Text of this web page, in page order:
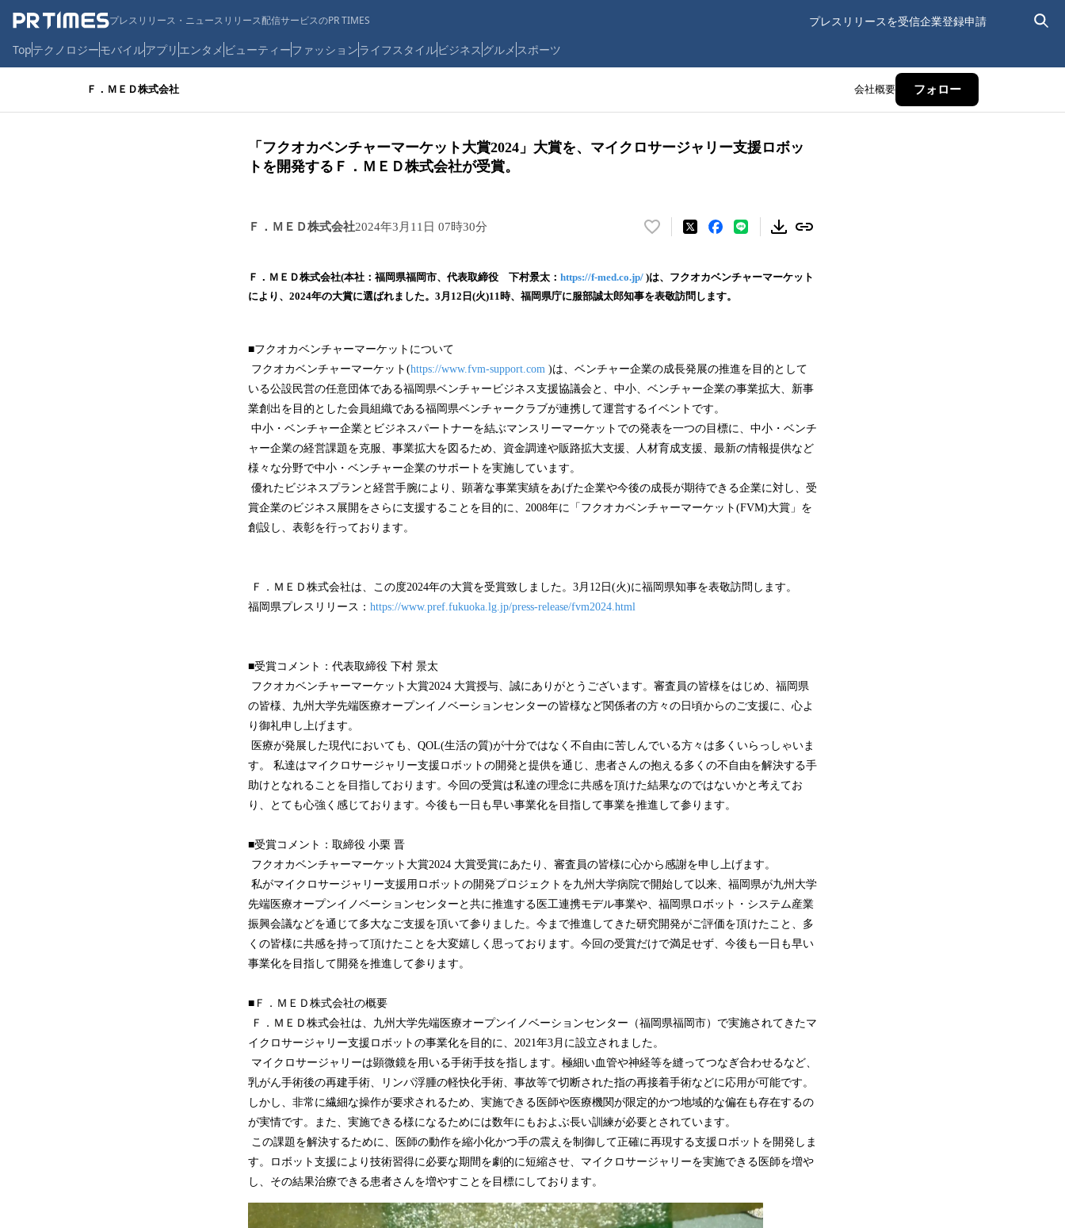
プレスリリース・ニュースリリース配信サービスのPR TIMES プレスリリースを受信企業登録申請
Topテクノロジーモバイルアプリ エンタメ ビューティーファッションライフスタイルビジネス グルメ スポーツ
Ｆ．ＭＥＤ株式会社 会社概要 フォロー
「フクオカベンチャーマーケット大賞2024」大賞を、マイクロサージャリー支援ロボッ
トを開発するＦ．ＭＥＤ株式会社が受賞。
Ｆ．ＭＥＤ株式会社2024年3月11日 07時30分
い
！
数
込
み
中
で
す
Ｆ．ＭＥＤ株式会社(本社：福岡県福岡市、代表取締役 下村景太： https://f-med.co.jp/ )は、フクオカベンチャーマーケット
により、2024年の大賞に選ばれました。3月12日(火)11時、福岡県庁に服部誠太郎知事を表敬訪問します。
■フクオカベンチャーマーケットについて
フクオカベンチャーマーケット(https://www.fvm-support.com )は、ベンチャー企業の成長発展の推進を目的として
いる公設民営の任意団体である福岡県ベンチャービジネス支援協議会と、中小、ベンチャー企業の事業拡大、新事
業創出を目的とした会員組織である福岡県ベンチャークラブが連携して運営するイベントです。
中小・ベンチャー企業とビジネスパートナーを結ぶマンスリーマーケットでの発表を一つの目標に、中小・ベンチ
ャー企業の経営課題を克服、事業拡大を図るため、資金調達や販路拡大支援、人材育成支援、最新の情報提供など
様々な分野で中小・ベンチャー企業のサポートを実施しています。
優れたビジネスプランと経営手腕により、顕著な事業実績をあげた企業や今後の成長が期待できる企業に対し、受
賞企業のビジネス展開をさらに支援することを目的に、2008年に「フクオカベンチャーマーケット(FVM)大賞」を
創設し、表彰を行っております。
Ｆ．ＭＥＤ株式会社は、この度2024年の大賞を受賞致しました。3月12日(火)に福岡県知事を表敬訪問します。
福岡県プレスリリース： https://www.pref.fukuoka.lg.jp/press-release/fvm2024.html
■受賞コメント：代表取締役 下村 景太
フクオカベンチャーマーケット大賞2024 大賞授与、誠にありがとうございます。審査員の皆様をはじめ、福岡県
の皆様、九州大学先端医療オープンイノベーションセンターの皆様など関係者の方々の日頃からのご支援に、心よ
り御礼申し上げます。
医療が発展した現代においても、QOL(生活の質)が十分ではなく不自由に苦しんでいる方々は多くいらっしゃいま
す。 私達はマイクロサージャリー支援ロボットの開発と提供を通じ、患者さんの抱える多くの不自由を解決する手
助けとなれることを目指しております。今回の受賞は私達の理念に共感を頂けた結果なのではないかと考えてお
り、とても心強く感じております。今後も一日も早い事業化を目指して事業を推進して参ります。
■受賞コメント：取締役 小栗 晋
フクオカベンチャーマーケット大賞2024 大賞受賞にあたり、審査員の皆様に心から感謝を申し上げます。
私がマイクロサージャリー支援用ロボットの開発プロジェクトを九州大学病院で開始して以来、福岡県が九州大学
先端医療オープンイノベーションセンターと共に推進する医工連携モデル事業や、福岡県ロボット・システム産業
振興会議などを通じて多大なご支援を頂いて参りました。今まで推進してきた研究開発がご評価を頂けたこと、多
くの皆様に共感を持って頂けたことを大変嬉しく思っております。今回の受賞だけで満足せず、今後も一日も早い
事業化を目指して開発を推進して参ります。
■Ｆ．ＭＥＤ株式会社の概要
Ｆ．ＭＥＤ株式会社は、九州大学先端医療オープンイノベーションセンター（福岡県福岡市）で実施されてきたマ
イクロサージャリー支援ロボットの事業化を目的に、2021年3月に設立されました。
マイクロサージャリーは顕微鏡を用いる手術手技を指します。極細い血管や神経等を縫ってつなぎ合わせるなど、
乳がん手術後の再建手術、リンパ浮腫の軽快化手術、事故等で切断された指の再接着手術などに応用が可能です。
しかし、非常に繊細な操作が要求されるため、実施できる医師や医療機関が限定的かつ地域的な偏在も存在するの
が実情です。また、実施できる様になるためには数年にもおよぶ長い訓練が必要とされています。
この課題を解決するために、医師の動作を縮小化かつ手の震えを制御して正確に再現する支援ロボットを開発しま
す。ロボット支援により技術習得に必要な期間を劇的に短縮させ、マイクロサージャリーを実施できる医師を増や
し、その結果治療できる患者さんを増やすことを目標にしております。